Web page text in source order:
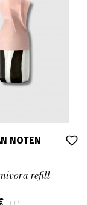
NOTEN
refill